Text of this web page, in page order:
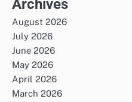
Archives
August 2026
July 2026
June 2026
May 2026
April 2026
March 2026